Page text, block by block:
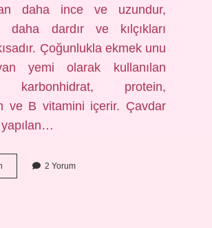
daha ince ve uzundur,
daha dardır ve kılçıkları
Çoğunlukla ekmek unu
yemi olarak kullanılan
karbonhidrat, protein,
ve B vitamini içerir. Çavdar
Buğday
2 Yorum